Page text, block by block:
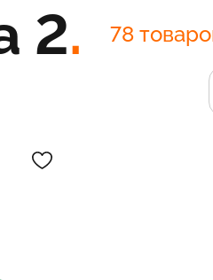
2 78